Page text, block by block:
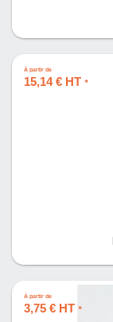
À partir de
15,14 € HT *
À partir de
3,75 € HT *